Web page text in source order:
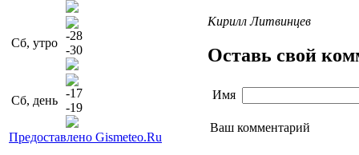
Сб, утро
-28
-30
Сб, день
-17
-19
Предоставлено Gismeteo.Ru
Кирилл Литвинцев
Оставь свой
Имя
Ваш комментарий